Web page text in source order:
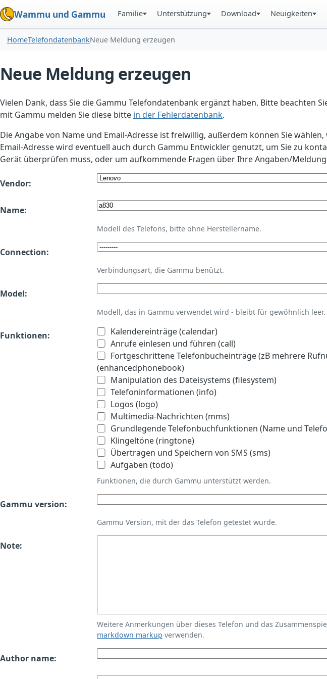
Wammu und Gammu Familie Unterstützung Download Neuigkeiten
HomeTelefondatenbankNeue Meldung erzeugen
Neue Meldung erzeugen
Vielen Dank, dass Sie die Gammu Telefondatenbank ergänzt haben. Bitte beachten
mit Gammu melden Sie diese bitte in der Fehlerdatenbank.
Die Angabe von Name und Email-Adresse ist freiwillig, außerdem können Sie
Email-Adresse wird eventuell auch durch Gammu Entwickler genutzt, um Sie zu
Gerät überprüfen muss, oder um aufkommende Fragen über Ihre Angaben/
Vendor:
Name:
Modell des Telefons, bitte ohne Herstellername.
Connection:
Verbindungsart, die Gammu benützt.
Model:
Modell, das in Gammu verwendet wird - bleibt für gewöhnlich leer.
Funktionen:
Kalendereinträge (calendar)
Anrufe einlesen und führen (call)
Fortgeschrittene Telefonbucheinträge (zB mehrere
(enhancedphonebook)
Manipulation des Dateisystems (filesystem)
Telefoninformationen (info)
Logos (logo)
Multimedia-Nachrichten (mms)
Grundlegende Telefonbuchfunktionen (Name und
Klingeltöne (ringtone)
Übertragen und Speichern von SMS (sms)
Aufgaben (todo)
Funktionen, die durch Gammu unterstützt werden.
Gammu version:
Gammu Version, mit der das Telefon getestet wurde.
Note:
Weitere Anmerkungen über dieses Telefon und das
markdown markup verwenden.
Author name: